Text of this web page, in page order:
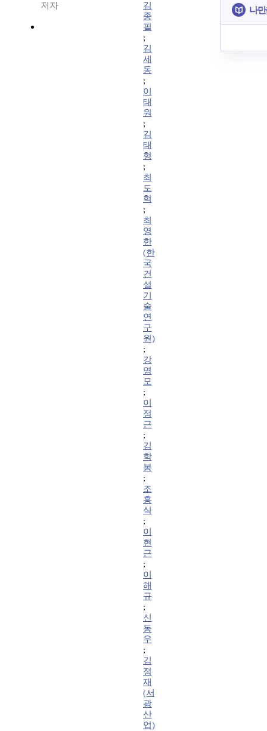
저자
김
종
필
;
김
세
동
;
이
태
원
;
김
태
형
;
최
도
혁
;
최
영
한
(한
국
건
설
기
술
연
구
원)
;
강
영
모
;
이
정
근
;
김
학
봉
;
조
흥
식
;
이
현
근
;
이
해
규
;
신
동
우
;
김
정
재
(서
광
산
업)
나